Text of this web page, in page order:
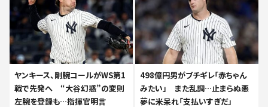
ヤンキース、剛腕コールがWS第1
戦で先発へ “大谷幻惑”の変則
左腕を登録も…指揮官明言
498億円男がブチギレ「赤ちゃん
みたい」 また乱調…止まらぬ悪
夢に米呆れ「支払いすぎだ」